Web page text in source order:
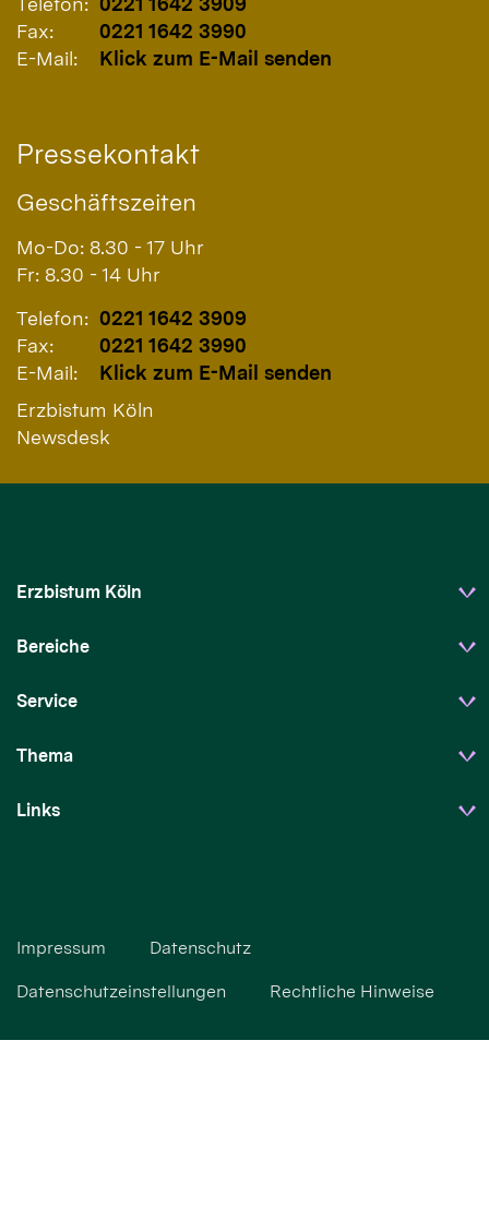
Fax:
0221 1642 3990
E-Mail:
Klick zum E-Mail senden
Pressekontakt
Geschäftszeiten
Mo-Do: 8.30 - 17 Uhr
Fr: 8.30 - 14 Uhr
Telefon: 0221 1642 3909
Fax:
0221 1642 3990
E-Mail:
Klick zum E-Mail senden
Erzbistum Köln
Newsdesk
Erzbistum Köln
Bereiche
Service
Thema
Links
Impressum Datenschutz
Datenschutzeinstellungen Rechtliche Hinweise